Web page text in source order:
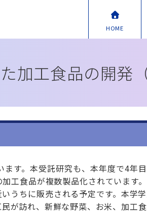
HOME
加工食品の開発
す。本受託研究も、本年度で4年
工食品が複数製品化されています
うちに販売される予定です。本学
訪れ、新鮮な野菜、お米、加工食